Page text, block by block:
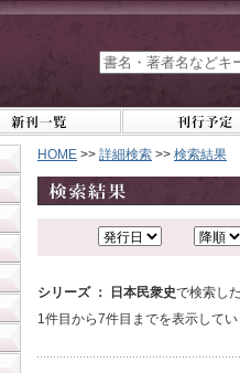
HOME >> 詳細検索 >> 検索結果
シリーズ ： 日本民衆史で検索し
1件目から7件目までを表示して